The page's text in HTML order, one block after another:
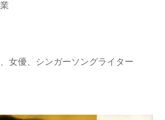
女優、シンガーソングライター